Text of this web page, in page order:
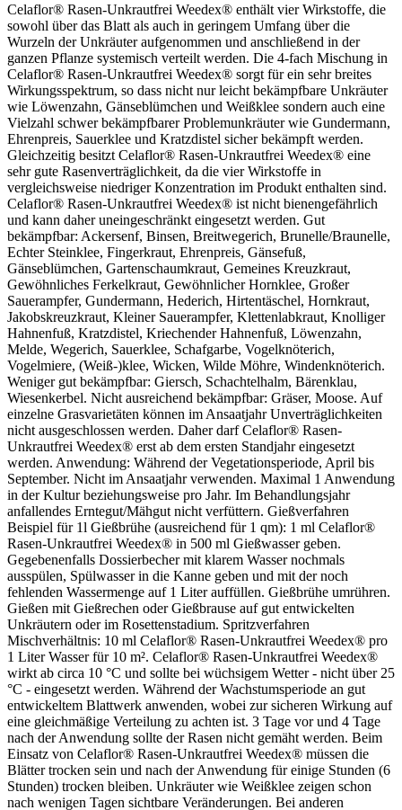
Celaflor® Rasen-Unkrautfrei Weedex® enthält vier Wirkstoffe, die
sowohl über das Blatt als auch in geringem Umfang über die
Wurzeln der Unkräuter aufgenommen und anschließend in der
ganzen Pflanze systemisch verteilt werden. Die 4-fach Mischung in
Celaflor® Rasen-Unkrautfrei Weedex® sorgt für ein sehr breites
Wirkungsspektrum, so dass nicht nur leicht bekämpfbare Unkräuter
wie Löwenzahn, Gänseblümchen und Weißklee sondern auch eine
Vielzahl schwer bekämpfbarer Problemunkräuter wie Gundermann,
Ehrenpreis, Sauerklee und Kratzdistel sicher bekämpft werden.
Gleichzeitig besitzt Celaflor® Rasen-Unkrautfrei Weedex® eine
sehr gute Rasenverträglichkeit, da die vier Wirkstoffe in
vergleichsweise niedriger Konzentration im Produkt enthalten sind.
Celaflor® Rasen-Unkrautfrei Weedex® ist nicht bienengefährlich
und kann daher uneingeschränkt eingesetzt werden. Gut
bekämpfbar: Ackersenf, Binsen, Breitwegerich, Brunelle/Braunelle,
Echter Steinklee, Fingerkraut, Ehrenpreis, Gänsefuß,
Gänseblümchen, Gartenschaumkraut, Gemeines Kreuzkraut,
Gewöhnliches Ferkelkraut, Gewöhnlicher Hornklee, Großer
Sauerampfer, Gundermann, Hederich, Hirtentäschel, Hornkraut,
Jakobskreuzkraut, Kleiner Sauerampfer, Klettenlabkraut, Knolliger
Hahnenfuß, Kratzdistel, Kriechender Hahnenfuß, Löwenzahn,
Melde, Wegerich, Sauerklee, Schafgarbe, Vogelknöterich,
Vogelmiere, (Weiß-)klee, Wicken, Wilde Möhre, Windenknöterich.
Weniger gut bekämpfbar: Giersch, Schachtelhalm, Bärenklau,
Wiesenkerbel. Nicht ausreichend bekämpfbar: Gräser, Moose. Auf
einzelne Grasvarietäten können im Ansaatjahr Unverträglichkeiten
nicht ausgeschlossen werden. Daher darf Celaflor® Rasen-
Unkrautfrei Weedex® erst ab dem ersten Standjahr eingesetzt
werden. Anwendung: Während der Vegetationsperiode, April bis
September. Nicht im Ansaatjahr verwenden. Maximal 1 Anwendung
in der Kultur beziehungsweise pro Jahr. Im Behandlungsjahr
anfallendes Erntegut/Mähgut nicht verfüttern. Gießverfahren
Beispiel für 1l Gießbrühe (ausreichend für 1 qm): 1 ml Celaflor®
Rasen-Unkrautfrei Weedex® in 500 ml Gießwasser geben.
Gegebenenfalls Dossierbecher mit klarem Wasser nochmals
ausspülen, Spülwasser in die Kanne geben und mit der noch
fehlenden Wassermenge auf 1 Liter auffüllen. Gießbrühe umrühren.
Gießen mit Gießrechen oder Gießbrause auf gut entwickelten
Unkräutern oder im Rosettenstadium. Spritzverfahren
Mischverhältnis: 10 ml Celaflor® Rasen-Unkrautfrei Weedex® pro
1 Liter Wasser für 10 m². Celaflor® Rasen-Unkrautfrei Weedex®
wirkt ab circa 10 °C und sollte bei wüchsigem Wetter - nicht über 25
°C - eingesetzt werden. Während der Wachstumsperiode an gut
entwickeltem Blattwerk anwenden, wobei zur sicheren Wirkung auf
eine gleichmäßige Verteilung zu achten ist. 3 Tage vor und 4 Tage
nach der Anwendung sollte der Rasen nicht gemäht werden. Beim
Einsatz von Celaflor® Rasen-Unkrautfrei Weedex® müssen die
Blätter trocken sein und nach der Anwendung für einige Stunden (6
Stunden) trocken bleiben. Unkräuter wie Weißklee zeigen schon
nach wenigen Tagen sichtbare Veränderungen. Bei anderen